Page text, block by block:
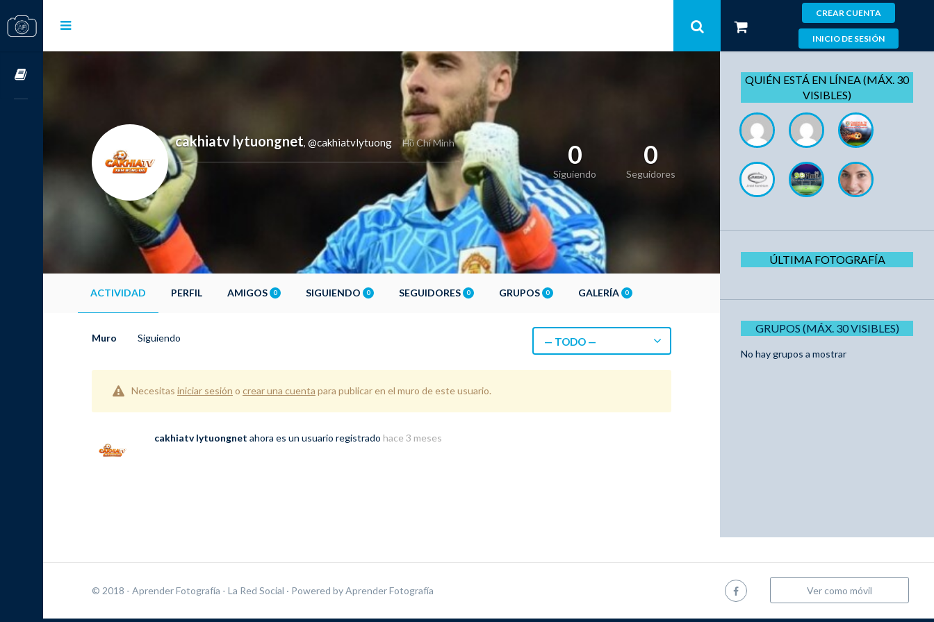
CREAR CUENTA
INICIO DE SESIÓN
cakhiatv lytuongnet, @cakhiatvlytuong Hồ Chí Minh 0
Siguiendo
0
Seguidores
ACTIVIDAD PERFIL AMIGOS 0 SIGUIENDO 0 SEGUIDORES 0 GRUPOS 0 GALERÍA 0
Muro Siguiendo — TODO —
Necesitas iniciar sesión o crear una cuenta para publicar en el muro de este usuario.
cakhiatv lytuongnet ahora es un usuario registrado hace 3 meses
QUIÉN ESTÁ EN LÍNEA (MÁX. 30
VISIBLES)
ÚLTIMA FOTOGRAFÍA
GRUPOS (MÁX. 30 VISIBLES)
No hay grupos a mostrar
© 2018 - Aprender Fotografía - La Red Social · Powered byAprender Fotografía